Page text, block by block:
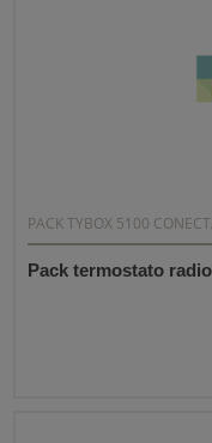
PACK TYBOX 5100
Pack termostato